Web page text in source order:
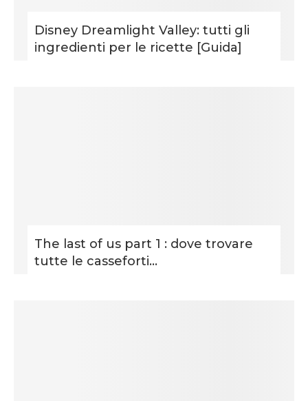
Disney Dreamlight Valley: tutti gli
ingredienti per le ricette [Guida]
The last of us part 1 : dove trovare
tutte le casseforti...